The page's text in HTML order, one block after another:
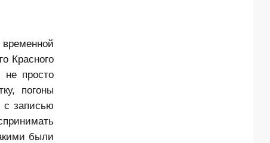
Красного
не просто
погоны
с записью
были